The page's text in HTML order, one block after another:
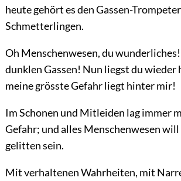
heute gehört es den Gassen-
Schmetterlingen.
Oh Menschenwesen, du
dunklen Gassen! Nun liegst du
meine grösste Gefahr liegt hinter mir!
Im Schonen und Mitleiden lag immer
Gefahr; und alles Menschenwesen
gelitten sein.
Mit verhaltenen Wahrheiten, mit